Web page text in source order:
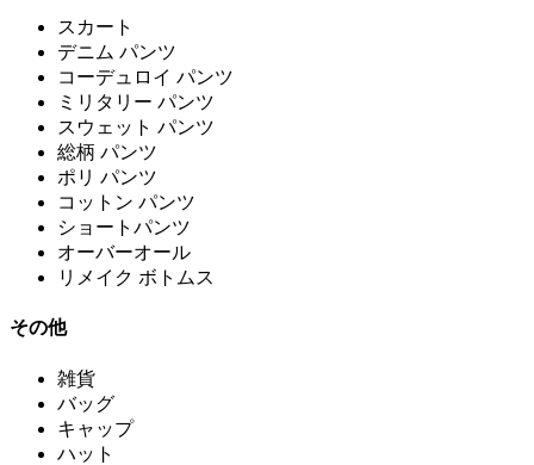
スカート
デニム パンツ
コーデュロイ パンツ
ミリタリー パンツ
スウェット パンツ
総柄 パンツ
ポリ パンツ
コットン パンツ
ショートパンツ
オーバーオール
リメイク ボトムス
その他
雑貨
バッグ
キャップ
ハット